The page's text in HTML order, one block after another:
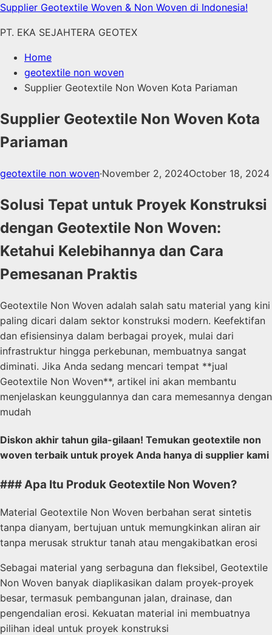
Skip
content
Supplier Geotextile Woven & Non Woven di Indonesia!
PT. EKA SEJAHTERA GEOTEX
Home
geotextile non woven
Supplier Geotextile Non Woven Kota Pariaman
Supplier Geotextile Non Woven Kota
Pariaman
geotextile non woven·November 2, 2024October 18, 2024
Solusi Tepat untuk Proyek Konstruksi
dengan Geotextile Non Woven:
Ketahui Kelebihannya dan Cara
Pemesanan Praktis
Geotextile Non Woven adalah salah satu material yang kini
paling dicari dalam sektor konstruksi modern. Keefektifan
dan efisiensinya dalam berbagai proyek, mulai dari
infrastruktur hingga perkebunan, membuatnya sangat
diminati. Jika Anda sedang mencari tempat **jual
Geotextile Non Woven**, artikel ini akan membantu
menjelaskan keunggulannya dan cara memesannya dengan
mudah
Diskon akhir tahun gila-gilaan! Temukan geotextile non
woven terbaik untuk proyek Anda hanya di supplier kami
### Apa Itu Produk Geotextile Non Woven?
Material Geotextile Non Woven berbahan serat sintetis
tanpa dianyam, bertujuan untuk memungkinkan aliran air
tanpa merusak struktur tanah atau mengakibatkan erosi
Sebagai material yang serbaguna dan fleksibel, Geotextile
Non Woven banyak diaplikasikan dalam proyek-proyek
besar, termasuk pembangunan jalan, drainase, dan
pengendalian erosi. Kekuatan material ini membuatnya
pilihan ideal untuk proyek konstruksi